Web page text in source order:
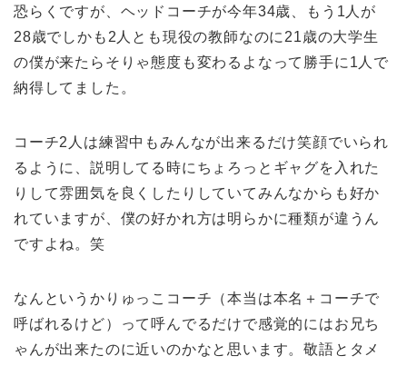
恐らくですが、ヘッドコーチが今年34歳、もう1人が
28歳でしかも2人とも現役の教師なのに21歳の大学生
の僕が来たらそりゃ態度も変わるよなって勝手に1人で
納得してました。
コーチ2人は練習中もみんなが出来るだけ笑顔でいられ
るように、説明してる時にちょろっとギャグを入れた
りして雰囲気を良くしたりしていてみんなからも好か
れていますが、僕の好かれ方は明らかに種類が違うん
ですよね。笑
なんというかりゅっこコーチ（本当は本名＋コーチで
呼ばれるけど）って呼んでるだけで感覚的にはお兄ち
ゃんが出来たのに近いのかなと思います。敬語とタメ